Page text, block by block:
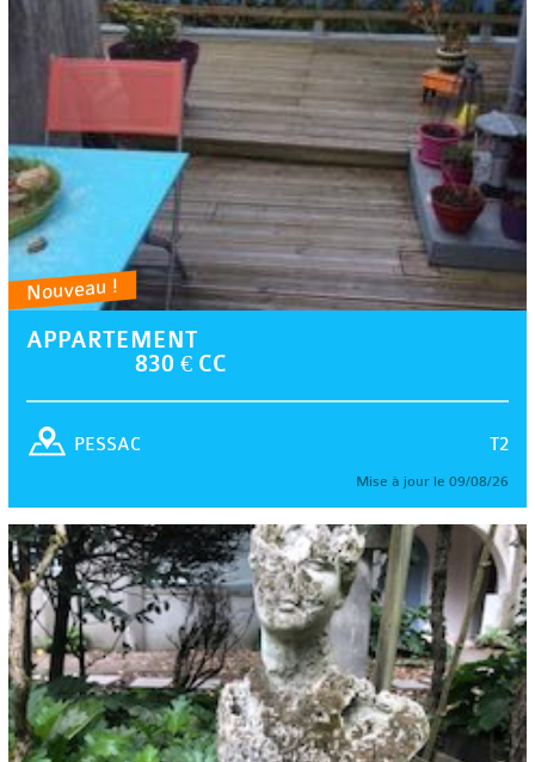
Nouveau !
APPARTEMENT
830 € CC
T2
PESSAC
Mise à jour le 09/08/26